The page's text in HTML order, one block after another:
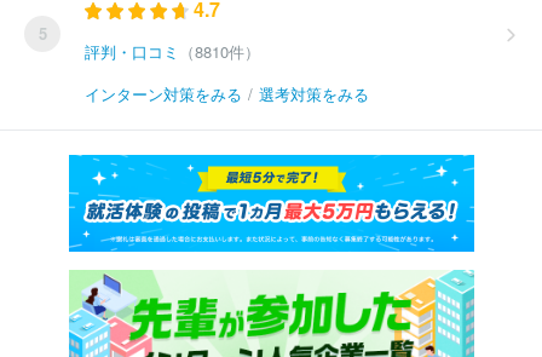
5
4.7
評判・口コミ
（8810件）
インターン対策をみる / 選考対策をみる